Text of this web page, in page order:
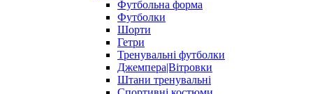
Футбольна форма
Футболки
Шорти
Гетри
Тренувальні футболки
Джемпера|Вітровки
Штани тренувальні